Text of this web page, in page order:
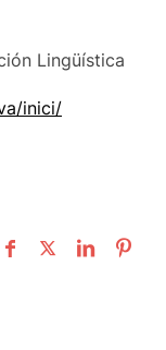
Lingüística
inici/